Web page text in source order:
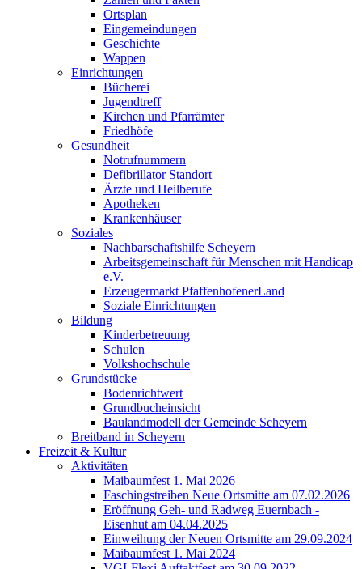
Ortsplan
Eingemeindungen
Geschichte
Wappen
Einrichtungen
Bücherei
Jugendtreff
Kirchen und Pfarrämter
Friedhöfe
Gesundheit
Notrufnummern
Defibrillator Standort
Ärzte und Heilberufe
Apotheken
Krankenhäuser
Soziales
Nachbarschaftshilfe Scheyern
Arbeitsgemeinschaft für Menschen mit Handicap
e.V.
Erzeugermarkt PfaffenhofenerLand
Soziale Einrichtungen
Bildung
Kinderbetreuung
Schulen
Volkshochschule
Grundstücke
Bodenrichtwert
Grundbucheinsicht
Baulandmodell der Gemeinde Scheyern
Breitband in Scheyern
Freizeit & Kultur
Aktivitäten
Maibaumfest 1. Mai 2026
Faschingstreiben Neue Ortsmitte am 07.02.2026
Eröffnung Geh- und Radweg Euernbach -
Eisenhut am 04.04.2025
Einweihung der Neuen Ortsmitte am 29.09.2024
Maibaumfest 1. Mai 2024